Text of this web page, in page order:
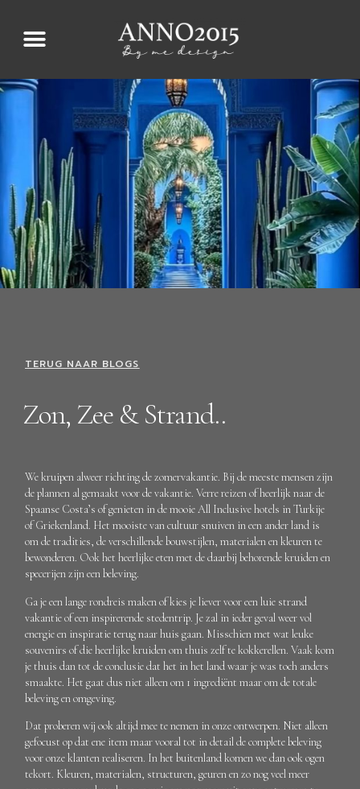
TERUG NAAR BLOGS
Zon, Zee & Strand..
We kruipen alweer richting de zomervakantie. Bij de meeste mensen zijn
de plannen al gemaakt voor de vakantie. Verre reizen of heerlijk naar de
Spaanse Costa’s of genieten in de mooie All Inclusive hotels in Turkije
of Griekenland. Het mooiste van cultuur snuiven in een ander land is
om de tradities, de verschillende bouwstijlen, materialen en kleuren te
bewonderen. Ook het heerlijke eten met de daarbij behorende kruiden en
specerijen zijn een beleving.
Ga je een lange rondreis maken of kies je liever voor een luie strand
vakantie of een inspirerende stedentrip. Je zal in ieder geval weer vol
energie en inspiratie terug naar huis gaan. Misschien met wat leuke
souvenirs of die heerlijke kruiden om thuis zelf te kokkerellen. Vaak kom
je thuis dan tot de conclusie dat het in het land waar je was toch anders
smaakte. Het gaat dus niet alleen om 1 ingrediënt maar om de totale
beleving en omgeving.
Dat proberen wij ook altijd mee te nemen in onze ontwerpen. Niet alleen
gefocust op dat ene item maar vooral tot in detail de complete beleving
voor onze klanten realiseren. In het buitenland komen we dan ook ogen
tekort. Kleuren, materialen, structuren, geuren en zo nog veel meer